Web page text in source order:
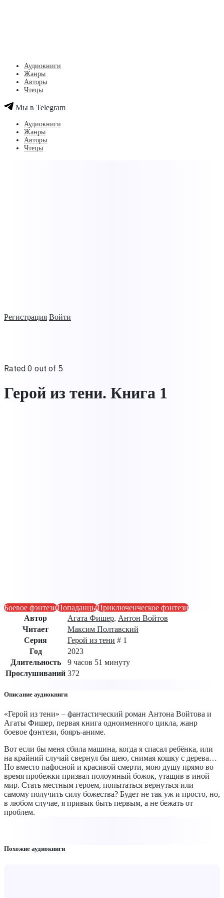
Регистрация Войти
Аудиокниги
Жанры
Авторы
Чтецы
Мы в Telegram
Аудиокниги
Жанры
Авторы
Чтецы
Rated 0 out of 5
Герой из тени. Книга 1
Боевое фэнтезиПопаданцыПриключенческое фэнтези
Автор
Агата Фишер, Антон Войтов
Читает
Максим Полтавский
Серия
Герой из тени # 1
Год
2023
Длительность
9 часов 51 минуту
Прослушиваний 372
Описание аудиокниги
«Герой из тени» – фантастический роман Антона Войтова и
Агаты Фишер, первая книга одноименного цикла, жанр
боевое фэнтези, бояръ-аниме.
Вот если бы меня сбила машина, когда я спасал ребёнка, или
на крайний случай свернул бы шею, снимая кошку с дерева…
Но вместо пафосной и красивой смерти, мою душу прямо во
время пробежки призвал полоумный божок, утащив в иной
мир. Стать местным героем, попытаться вернуться или
самому получить силу божества? Будет не так уж и просто, но,
в любом случае, я привык быть первым, а не бежать от
проблем.
Похожие аудиокниги